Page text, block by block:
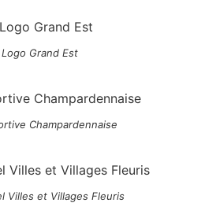
Logo Grand Est
Champardennaise
Villes et Villages Fleuris